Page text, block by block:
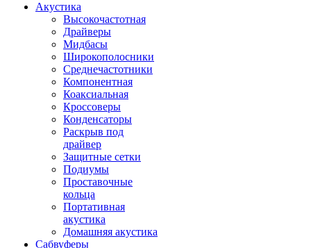
Акустика
Высокочастотная
Драйверы
Мидбасы
Широкополосники
Среднечастотники
Компонентная
Коаксиальная
Кроссоверы
Конденсаторы
Раскрыв под
драйвер
Защитные сетки
Подиумы
Проставочные
кольца
Портативная
акустика
Домашняя акустика
Сабвуферы